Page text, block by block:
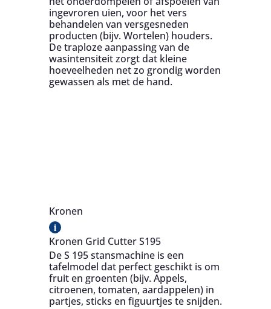
ingevroren uien, voor het vers
behandelen van versgesneden
producten (bijv. Wortelen) houders.
De traploze aanpassing van de
wasintensiteit zorgt dat kleine
hoeveelheden net zo grondig worden
gewassen als met de hand.
Kronen
i
Kronen Grid Cutter S195
De S 195 stansmachine is een
tafelmodel dat perfect geschikt is om
fruit en groenten (bijv. Appels,
citroenen, tomaten, aardappelen) in
partjes, sticks en figuurtjes te snijden.